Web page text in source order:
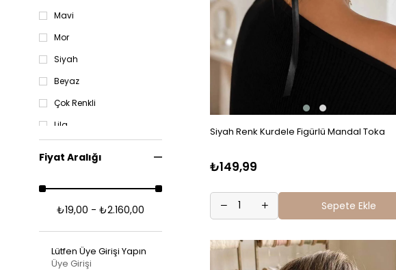
Mavi
Mor
Siyah
Beyaz
Çok Renkli
Lila
Yeşil
Kırmızı
Turkuaz
Fiyat Aralığı
₺19,00 - ₺2.160,00
Lütfen Üye Girişi Yapın
Üye Girişi
Siyah Renk Kurdele Figürlü Mandal Toka
₺149,99
Sepete Ekle